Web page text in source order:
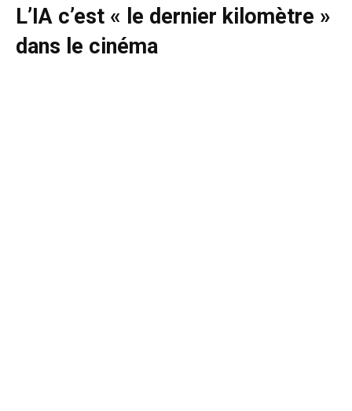
L’IA c’est « le dernier kilomètre »
dans le cinéma